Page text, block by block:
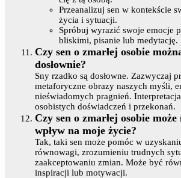
Przeanalizuj sen w kontekście
życia i sytuacji.
Spróbuj wyrazić swoje emocje
bliskimi, pisanie lub medytację.
Czy sen o zmarłej osobie
dosłownie?
Sny rzadko są dosłowne. Zazwyczaj
metaforyczne obrazy naszych myśli,
nieświadomych pragnień.
osobistych doświadczeń i przekonań.
Czy sen o zmarłej osobie
wpływ na moje życie?
Tak, taki sen może pomóc w
równowagi, zrozumieniu trudnych
zaakceptowaniu zmian. Może być
inspiracji lub motywacji.